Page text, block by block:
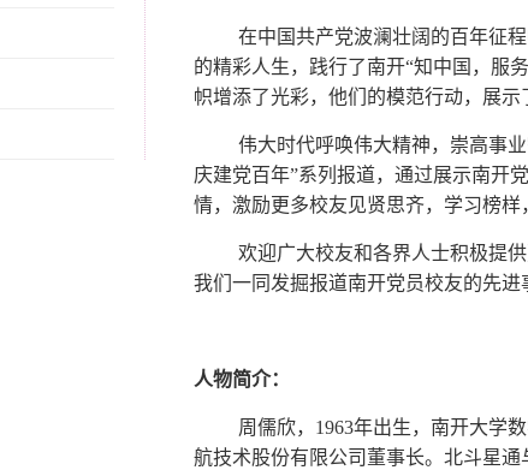
在中国共产党波澜壮阔的百年征
的精彩人生，践行了南开“知中国，服
帜增添了光彩，他们的模范行动，展示
伟大时代呼唤伟大精神，崇高事
庆建党百年”系列报道，通过展示南开
情，激励更多校友见贤思齐，学习榜
欢迎广大校友和各界人士积极提
我们一同发掘报道南开党员校友的先
人物简介：
周儒欣，1963年出生，南开大学
航技术股份有限公司董事长。 北斗星通